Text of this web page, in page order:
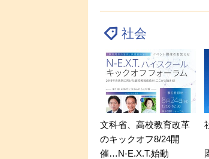
社会
文科省、高校教育改革
のキックオフ8/24開
催…N-E.X.T.始動